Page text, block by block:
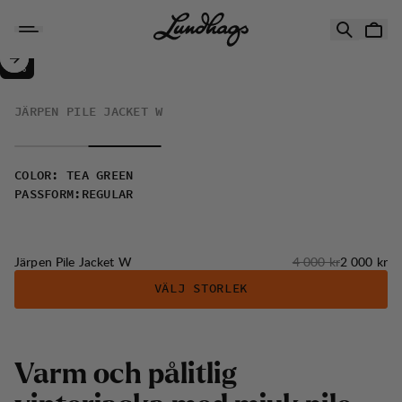
Järpen Pile Jacket W
REA:
50%
JÄRPEN PILE JACKET W
COLOR : TEA GREEN
PASSFORM : REGULAR
Järpen Pile Jacket W Originalpris:
4 000 krReapris:
2 000 kr
VÄLJ STORLEK
Varm och pålitlig